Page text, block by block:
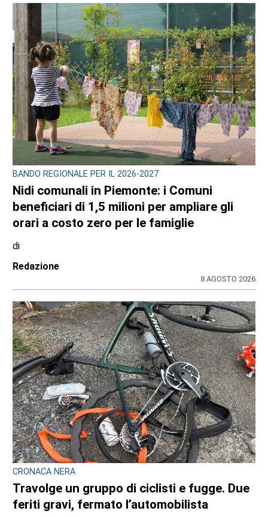
BANDO REGIONALE PER IL 2026-2027
Nidi comunali in Piemonte: i Comuni
beneficiari di 1,5 milioni per ampliare gli
orari a costo zero per le famiglie
di
Redazione
8 AGOSTO 2026
CRONACA NERA
Travolge un gruppo di ciclisti e fugge. Due
feriti gravi, fermato l’automobilista